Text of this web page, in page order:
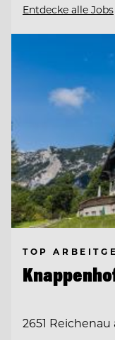
Entdecke alle Jobs
TOP
2651 Reichenau